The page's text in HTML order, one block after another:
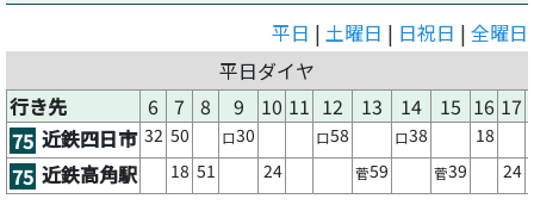
平日 | 土曜日 | 日祝日 | 全曜日
平日ダイヤ
行き先
6 7 8 9 10 11 12 13 14 15 16 17
75 近鉄四日市 32 50 口30 口58 口38 18
75 近鉄高角駅 18 51 24 菅59 菅39 24